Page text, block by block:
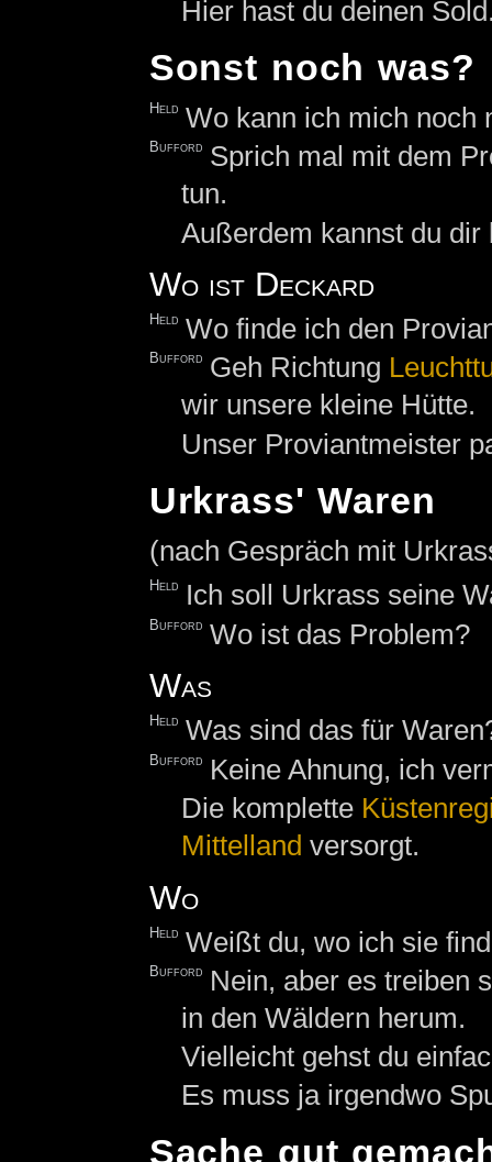
Hier hast du deinen
Sonst noch was?
Held Wo kann ich mich noch
Bufford Sprich mal mit dem
tun.
Außerdem kannst du dir
Wo ist Deckard
Held Wo finde ich den
Bufford Geh Richtung
wir unsere kleine Hütte.
Unser Proviantmeister
Urkrass' Waren
(nach Gespräch mit
Held Ich soll Urkrass seine
Bufford Wo ist das Problem?
Was
Held Was sind das für
Bufford
Keine Ahnung, ich
Die komplette
Mittelland versorgt.
Wo
Held Weißt du, wo ich sie
Bufford
Nein, aber es treiben
in den Wäldern herum.
Vielleicht gehst du
Es muss ja irgendwo
Sache gut